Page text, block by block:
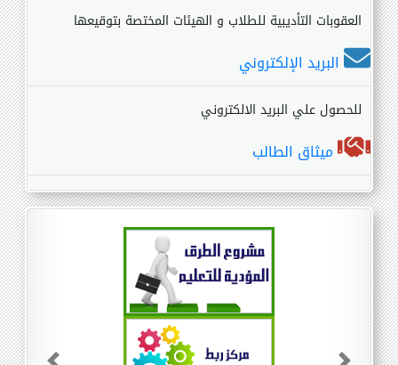
العقوبات التأديبية للطلاب و الهيئات المختصة بتوقيعها
البريد الإلكتروني
للحصول علي البريد الالكتروني
ميثاق الطالب